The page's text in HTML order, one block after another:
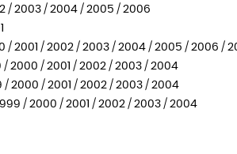
/ 2003 / 2004 / 2005 / 2006
/ 2001 / 2002 / 2003 / 2004 / 2005 / 2006 /
/ 2000 / 2001 / 2002 / 2003 / 2004
/ 2000 / 2001 / 2002 / 2003 / 2004
/ 2000 / 2001 / 2002 / 2003 / 2004